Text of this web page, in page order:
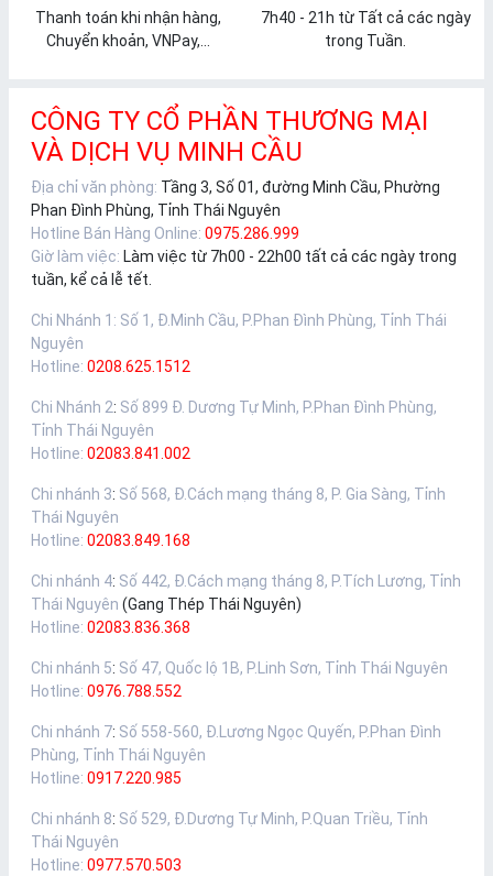
Thanh toán khi nhận hàng,
Chuyển khoản, VNPay,...
7h40 - 21h từ Tất cả các ngày
trong Tuần.
CÔNG TY CỔ PHẦN THƯƠNG MẠI
VÀ DỊCH VỤ MINH CẦU
Địa chỉ văn phòng: Tầng 3, Số 01, đường Minh Cầu, Phường
Phan Đình Phùng, Tỉnh Thái Nguyên
Hotline Bán Hàng Online: 0975.286.999
Giờ làm việc: Làm việc từ 7h00 - 22h00 tất cả các ngày trong
tuần, kể cả lễ tết.
Chi Nhánh 1 : Số 1, Đ.Minh Cầu, P.Phan Đình Phùng, Tỉnh Thái
Nguyên
Hotline: 0208.625.1512
Chi Nhánh 2: Số 899 Đ. Dương Tự Minh, P.Phan Đình Phùng,
Tỉnh Thái Nguyên
Hotline: 02083.841.002
Chi nhánh 3: Số 568, Đ.Cách mạng tháng 8, P. Gia Sàng, Tỉnh
Thái Nguyên
Hotline: 02083.849.168
Chi nhánh 4: Số 442, Đ.Cách mạng tháng 8, P.Tích Lương, Tỉnh
Thái Nguyên (Gang Thép Thái Nguyên)
Hotline: 02083.836.368
Chi nhánh 5: Số 47, Quốc lộ 1B, P.Linh Sơn, Tỉnh Thái Nguyên
Hotline: 0976.788.552
Chi nhánh 7: Số 558-560, Đ.Lương Ngọc Quyến, P.Phan Đình
Phùng, Tỉnh Thái Nguyên
Hotline: 0917.220.985
Chi nhánh 8: Số 529, Đ.Dương Tự Minh, P.Quan Triều, Tỉnh
Thái Nguyên
Hotline: 0977.570.503